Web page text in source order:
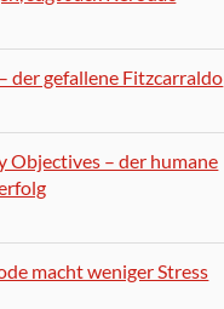
der gefallene Fitzcarraldo
Objectives – der humane
macht weniger Stress